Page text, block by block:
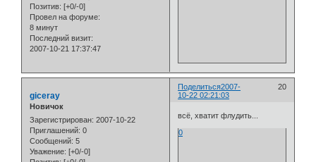
Позитив: [+0/-0]
Провел на форуме:
8 минут
Последний визит:
2007-10-21 17:37:47
Поделиться 20
2007-
10-22 02:21:03
giceray
Новичок
Зарегистрирован: 2007-10-22
Приглашений: 0
Сообщений: 5
Уважение: [+0/-0]
всё, хватит флудить...
0